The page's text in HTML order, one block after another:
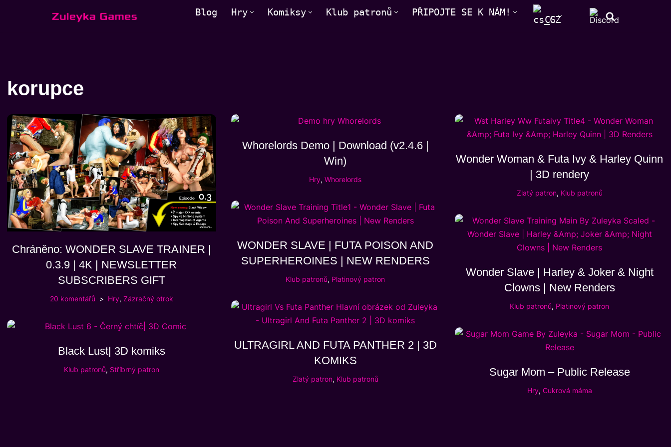
Blog Hry Komiksy Klub patronů PŘIPOJTE SE K NÁM!
CS
korupce
Chráněno: WONDER SLAVE TRAINER |
0.3.9 | 4K | NEWSLETTER
SUBSCRIBERS GIFT
20 komentářů Hry, Zázračný otrok
Whorelords Demo | Download (v2.4.6 |
Win)
Hry,Whorelords
Wonder Woman & Futa Ivy & Harley Quinn
| 3D rendery
Zlatý patron, Klub patronů
WONDER SLAVE | FUTA POISON AND
SUPERHEROINES | NEW RENDERS
Klub patronů, Platinový patron
Wonder Slave | Harley & Joker & Night
Clowns | New Renders
Klub patronů, Platinový patron
ULTRAGIRL AND FUTA PANTHER 2 | 3D
KOMIKS
Zlatý patron, Klub patronů
Black Lust| 3D komiks
Klub patronů, Stříbrný patron Sugar Mom – Public Release
Hry, Cukrová máma